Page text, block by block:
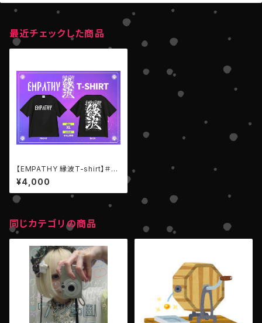
最近チェックした商品
【EMPATHY 縁波T-shirt】＃ア
パレル
¥4,000
同じカテゴリの商品